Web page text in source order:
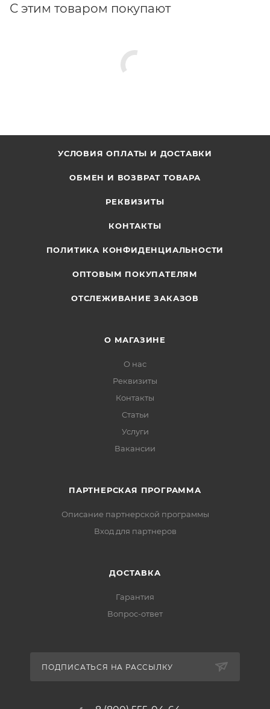
С этим товаром покупают
УСЛОВИЯ ОПЛАТЫ И ДОСТАВКИ
ОБМЕН И ВОЗВРАТ ТОВАРА
РЕКВИЗИТЫ
КОНТАКТЫ
ПОЛИТИКА КОНФИДЕНЦИАЛЬНОСТИ
ОПТОВЫМ ПОКУПАТЕЛЯМ
ОТСЛЕЖИВАНИЕ ЗАКАЗОВ
О МАГАЗИНЕ
О нас
Реквизиты
Контакты
Статьи
Услуги
Вакансии
ПАРТНЕРСКАЯ ПРОГРАММА
Описание партнерской программы
Вход для партнеров
ДОСТАВКА
Гарантия
Вопрос-ответ
ПОДПИСАТЬСЯ НА РАССЫЛКУ